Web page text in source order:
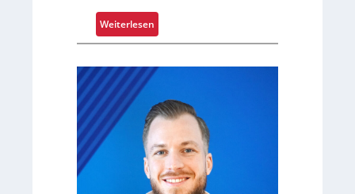
f
s
e
d
o
d
e
Weiterlesen
R
t
o
f
t
s
i